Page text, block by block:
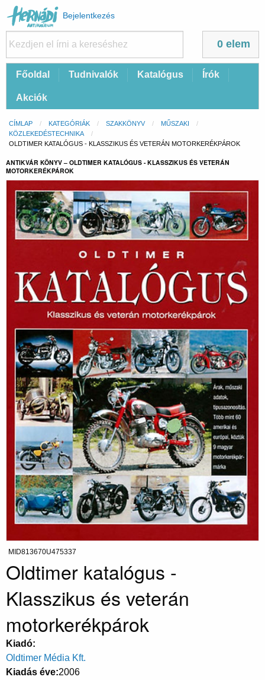
Felhasználói
fiók
menüje
Bejelentkezés
0 elem
FőFőoldal Tudnivalók Katalógus Írók
Akciók
Morzsa
CÍMLAP KATEGÓRIÁK SZAKKÖNYV
MŰSZAKI
KÖZLEKEDÉSTECHNIKA
CURRENT:
OLDTIMER KATALÓGUS - KLASSZIKUS ÉS VETERÁN MOTORKERÉKPÁROK
ANTIKVÁR KÖNYV – OLDTIMER KATALÓGUS - KLASSZIKUS ÉS VETERÁN
MOTORKERÉKPÁROK
MID813670U475337
Oldtimer katalógus -
Klasszikus és veterán
motorkerékpárok
Kiadó
Oldtimer Média Kft.
Kiadás éve 2006